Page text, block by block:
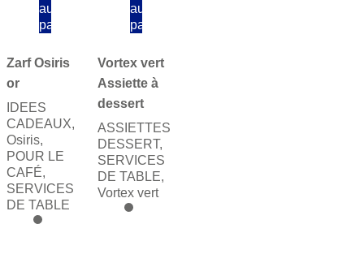
au
panier
Zarf Osiris
or
IDEES
CADEAUX,
Osiris,
POUR LE
CAFÉ,
SERVICES
DE TABLE
au
panier
Vortex vert
Assiette à
dessert
ASSIETTES
DESSERT,
SERVICES
DE TABLE,
Vortex vert